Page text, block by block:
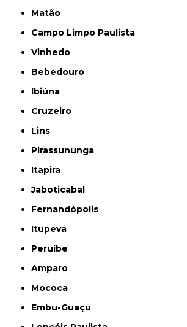
Matão
Campo Limpo Paulista
Vinhedo
Bebedouro
Ibiúna
Cruzeiro
Lins
Pirassununga
Itapira
Jaboticabal
Fernandópolis
Itupeva
Peruíbe
Amparo
Mococa
Embu-Guaçu